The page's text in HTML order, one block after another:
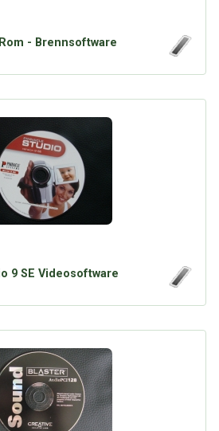
- Brennsoftware
9 SE Videosoftware